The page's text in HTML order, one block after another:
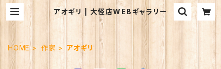
アオギリ | 大怪店WEBギャラリー
HOME 作家 アオギリ